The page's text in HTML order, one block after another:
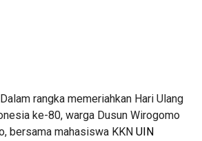
Dalam rangka memeriahkan Hari Ulang
ke-80, warga Dusun Wirogomo
bersama mahasiswa KKN UIN